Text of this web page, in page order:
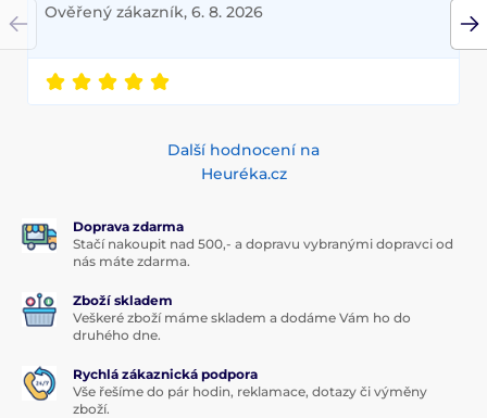
Ověřený zákazník, 6. 8. 2026
Další hodnocení na
Heuréka.cz
Doprava zdarma
Stačí nakoupit nad 500,- a dopravu vybranými dopravci od
nás máte zdarma.
Zboží skladem
Veškeré zboží máme skladem a dodáme Vám ho do
druhého dne.
Rychlá zákaznická podpora
Vše řešíme do pár hodin, reklamace, dotazy či výměny
zboží.